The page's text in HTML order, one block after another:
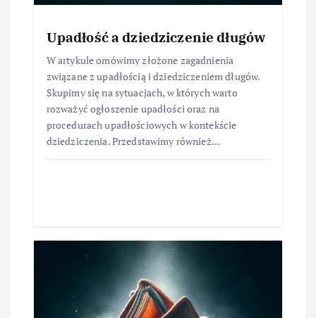
Upadłość a dziedziczenie długów
W artykule omówimy złożone zagadnienia
związane z upadłością i dziedziczeniem długów.
Skupimy się na sytuacjach, w których warto
rozważyć ogłoszenie upadłości oraz na
procedurach upadłościowych w kontekście
dziedziczenia. Przedstawimy również…